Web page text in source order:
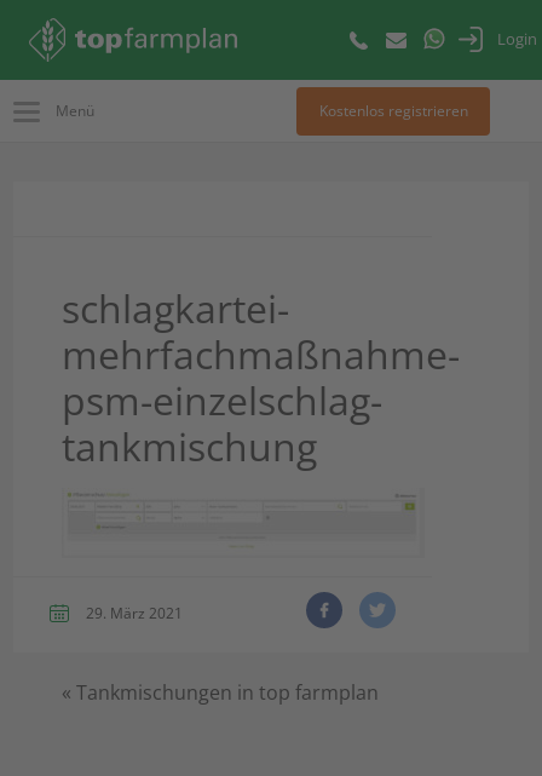
Login
Menü Kostenlos registrieren
schlagkartei-
mehrfachmaßnahme-
psm-einzelschlag-
tankmischung
29. März 2021
«Tankmischungen in top farmplan